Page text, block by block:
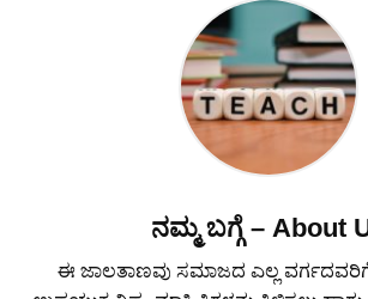
ನಮ್ಮ ಬಗ್ಗೆ – About
ಈ ಜಾಲತಾಣವು ಸಮಾಜದ ಎಲ್ಲ